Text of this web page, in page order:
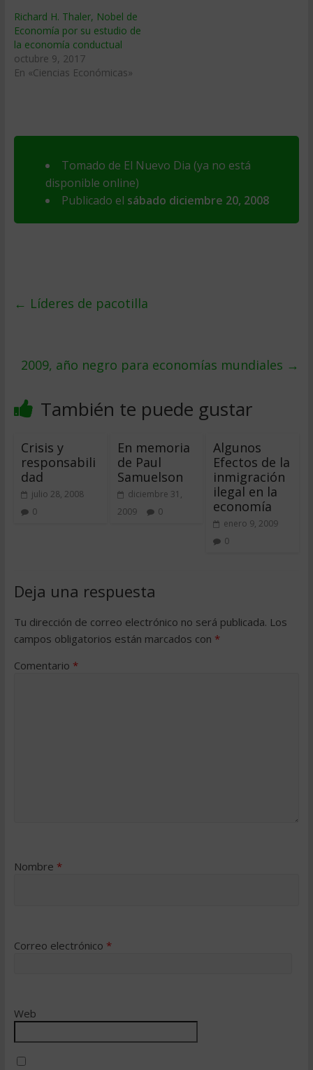
Richard H. Thaler, Nobel de
Economía por su estudio de
la economía conductual
octubre 9, 2017
En «Ciencias Económicas»
Tomado de El Nuevo Dia (ya no está
disponible online)
Publicado el sábado diciembre 20, 2008
← Lí­deres de pacotilla
2009, año negro para economí­as mundiales →
También te puede gustar
Crisis y
responsabili
dad
julio 28, 2008
0
En memoria
de Paul
Samuelson
diciembre 31,
2009
0
Algunos
Efectos de la
inmigración
ilegal en la
economía
enero 9, 2009
0
Deja una respuesta
Tu dirección de correo electrónico no será publicada. Los
campos obligatorios están marcados con *
Comentario *
Nombre *
Correo electrónico *
Web